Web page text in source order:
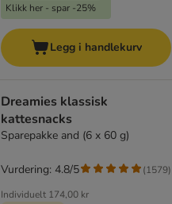
Klikk her - spar -25%
Legg i handlekurv
Dreamies klassisk
kattesnacks
Sparepakke and (6 x 60 g)
Individuelt 174,00 kr
Vurdering: 4.8/5 (1579)